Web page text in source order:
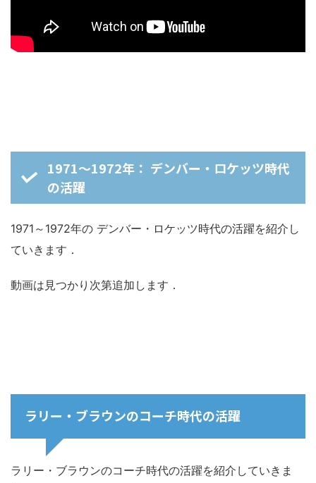
1971～1972年： デンバー・ロケッツ時代
の活躍
1971～1972年の デンバー・ロケッツ時代の活躍を紹介し
ていきます．
動画は見つかり次第追加します．
ラリー・ブラウンのコーチ時代の活躍
ラリー・ブラウンのコーチ時代の活躍を紹介していきま